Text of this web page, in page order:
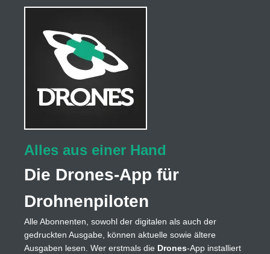
Alles aus einer Hand
Die Drones-App für
Drohnenpiloten
Alle Abonnenten, sowohl der digitalen als auch der
gedruckten Ausgabe, können aktuelle sowie ältere
Ausgaben lesen. Wer erstmals die Drones-App installiert